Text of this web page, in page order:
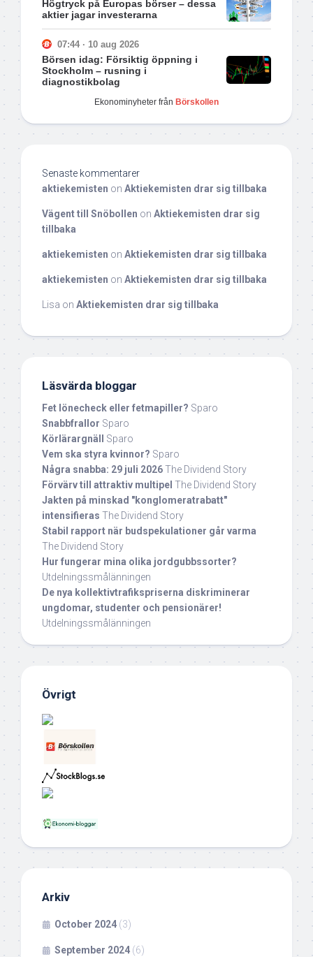
Högtryck på Europas börser – dessa
aktier jagar investerarna
07:44 · 10 aug 2026
Börsen idag: Försiktig öppning i
Stockholm – rusning i
diagnostikbolag
Ekonominyheter från Börskollen
Senaste kommentarer
aktiekemisten on Aktiekemisten drar sig tillbaka
Vägent till Snöbollen on Aktiekemisten drar sig
tillbaka
aktiekemisten on Aktiekemisten drar sig tillbaka
aktiekemisten on Aktiekemisten drar sig tillbaka
Lisa on Aktiekemisten drar sig tillbaka
Läsvärda bloggar
Fet lönecheck eller fetmapiller? Sparo
Snabbfrallor Sparo
Körlärargnäll
Sparo
Vem ska styra kvinnor? Sparo
Några snabba: 29 juli 2026The Dividend Story
Förvärv till attraktiv multipel The Dividend Story
Jakten på minskad "konglomeratrabatt"
intensifieras The Dividend Story
Stabil rapport när budspekulationer går varma
The Dividend Story
Hur fungerar mina olika jordgubbssorter?
Utdelningssmålänningen
De nya kollektivtrafikspriserna diskriminerar
ungdomar, studenter och pensionärer!
Utdelningssmålänningen
Övrigt
Arkiv
October 2024 (3)
September 2024 (6)